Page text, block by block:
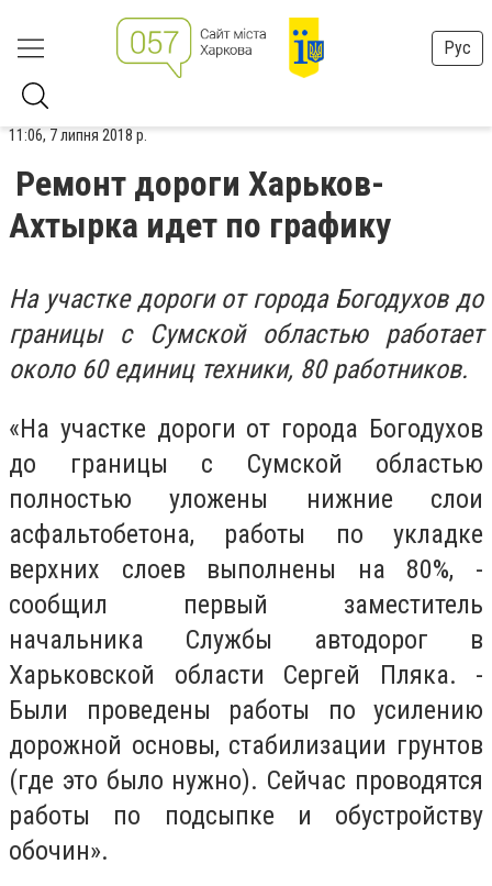
Рус
11:06, 7 липня 2018 р.
Ремонт дороги Харьков-
Ахтырка идет по графику
На участке дороги от города Богодухов до
границы с Сумской областью работает
около 60 единиц техники, 80 работников.
«На участке дороги от города Богодухов
до границы с Сумской областью
полностью уложены нижние слои
асфальтобетона, работы по укладке
верхних слоев выполнены на 80%, -
сообщил первый заместитель
начальника Службы автодорог в
Харьковской области Сергей Пляка. -
Были проведены работы по усилению
дорожной основы, стабилизации грунтов
(где это было нужно). Сейчас проводятся
работы по подсыпке и обустройству
обочин».